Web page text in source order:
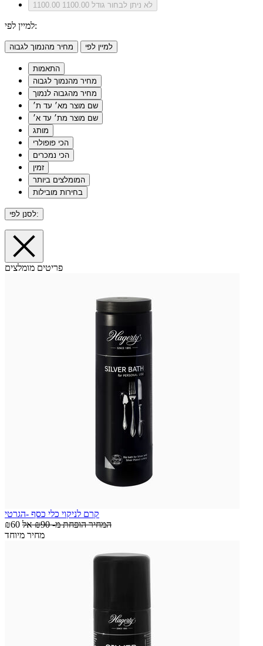
1100.00
לא ניתן לבחור גודל 1100.00
למיין לפי:
מחיר מהנמוך לגבוה למיין לפי
התאמות
מחיר מהנמוך לגבוה
מחיר מהגבוה לנמוך
שם מוצר מא׳ עד ת׳
שם מוצר מת׳ עד א׳
מותג
הכי פופולרי
הכי נמכרים
זמין
המומלצים ביותר
בחירות מובילות
לסנן לפי:
פריטים מומלצים
קרם לניקוי כלי כסף -הגרטי
₪60
המחיר הופחת מ-₪90 אל
מחיר מיוחד